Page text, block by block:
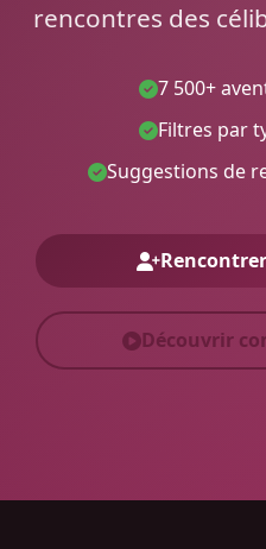
rencontres des
7 500+
Filtres par
Suggestions de
Découvrir